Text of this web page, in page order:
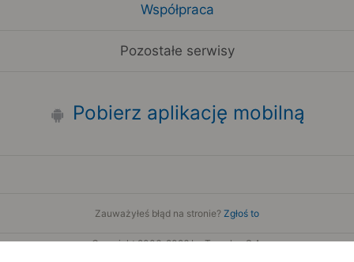
Współpraca
Pozostałe serwisy
Pobierz aplikację mobilną
Zauważyłeś błąd na stronie? Zgłoś to
Copyright 2006-2026 by Teroplan S.A.